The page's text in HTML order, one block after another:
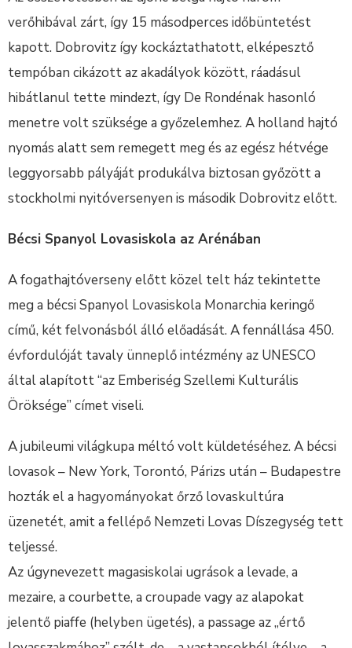
verőhibával zárt, így 15 másodperces időbüntetést
kapott. Dobrovitz így kockáztathatott, elképesztő
tempóban cikázott az akadályok között, ráadásul
hibátlanul tette mindezt, így De Rondénak hasonló
menetre volt szüksége a győzelemhez. A holland hajtó
nyomás alatt sem remegett meg és az egész hétvége
leggyorsabb pályáját produkálva biztosan győzött a
stockholmi nyitóversenyen is második Dobrovitz előtt.
Bécsi Spanyol Lovasiskola az Arénában
A fogathajtóverseny előtt közel telt ház tekintette
meg a bécsi Spanyol Lovasiskola Monarchia keringő
című, két felvonásból álló előadását. A fennállása 450.
évfordulóját tavaly ünneplő intézmény az UNESCO
által alapított “az Emberiség Szellemi Kulturális
Öröksége” címet viseli.
A jubileumi világkupa méltó volt küldetéséhez. A bécsi
lovasok – New York, Torontó, Párizs után – Budapestre
hozták el a hagyományokat őrző lovaskultúra
üzenetét, amit a fellépő Nemzeti Lovas Díszegység tett
teljessé.
Az úgynevezett magasiskolai ugrások a levade, a
mezaire, a courbette, a croupade vagy az alapokat
jelentő piaffe (helyben ügetés), a passage az „értő